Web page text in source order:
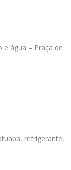
e água – Praça de
refrigerante,